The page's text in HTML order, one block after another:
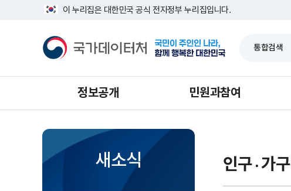
이 누리집은 대한민국 공식 전자정부 누리집입니다.
정보공개 민원과참여
새소식 인구 · 가구